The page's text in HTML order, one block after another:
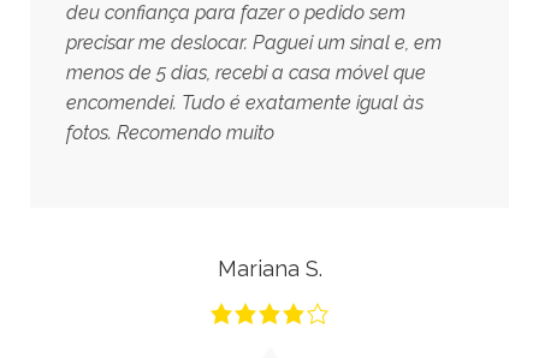
deu confiança para fazer o pedido sem
precisar me deslocar. Paguei um sinal e, em
menos de 5 dias, recebi a casa móvel que
encomendei. Tudo é exatamente igual às
fotos. Recomendo muito
Mariana S.